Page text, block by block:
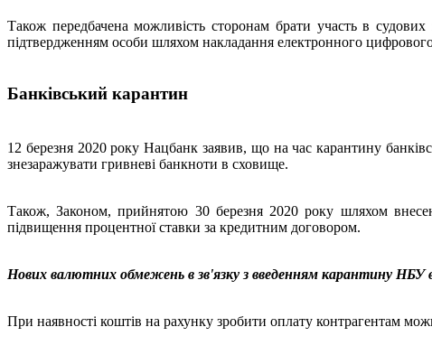
Також передбачена можливість сторонам брати участь в
підтвердженням особи шляхом накладання електронного
Банківський карантин
12 березня 2020 року Нацбанк заявив, що на час карантину
знезаражувати гривневі банкноти в сховище.
Також, Законом, прийнятою 30 березня 2020 року шляхом
підвищення процентної ставки за кредитним договором.
Нових валютних обмежень в зв'язку з введенням карантину НБУ
При наявності коштів на рахунку зробити оплату контрагентам